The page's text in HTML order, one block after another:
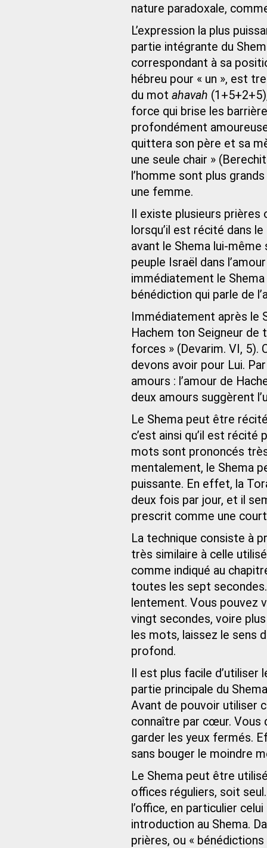
nature paradoxale,
L’expression la plus
partie intégrante du
correspondant à sa
hébreu pour « un », est
du mot ahavah
force qui brise les
profondément
quittera son père et sa
une seule chair »
l’homme sont plus
une femme.
Il existe plusieurs
lorsqu’il est récité dans
avant le Shema lui-même
peuple Israël dans
immédiatement le
bénédiction qui parle de
Immédiatement après le
Hachem ton Seigneur
forces » (Devarim. VI, 5).
devons avoir pour Lui.
amours : l’amour de
deux amours suggèrent
Le Shema peut être
c’est ainsi qu’il est
mots sont prononcés
mentalement, le Shema
puissante. En effet, la
deux fois par jour, et il
prescrit comme une
La technique consiste à
très similaire à celle
comme indiqué au
toutes les sept
lentement. Vous pouvez
vingt secondes, voire
les mots, laissez le sens
profond.
Il est plus facile
partie principale du
Avant de pouvoir utiliser
connaître par cœur. Vous
garder les yeux fermés.
sans bouger le moindre
Le Shema peut être
offices réguliers, soit
l’office, en particulier
introduction au Shema.
prières, ou «